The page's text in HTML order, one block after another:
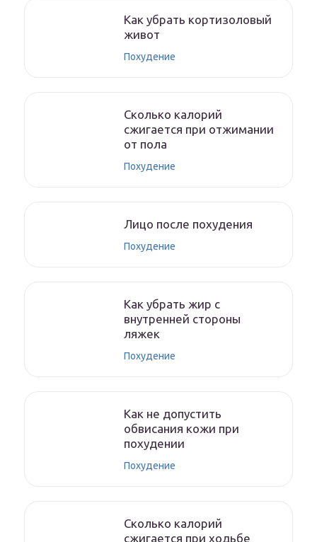
Как убрать кортизоловый
живот
Похудение
Сколько калорий
сжигается при отжимании
от пола
Похудение
Лицо после похудения
Похудение
Как убрать жир с
внутренней стороны
ляжек
Похудение
Как не допустить
обвисания кожи при
похудении
Похудение
Сколько калорий
сжигается при ходьбе